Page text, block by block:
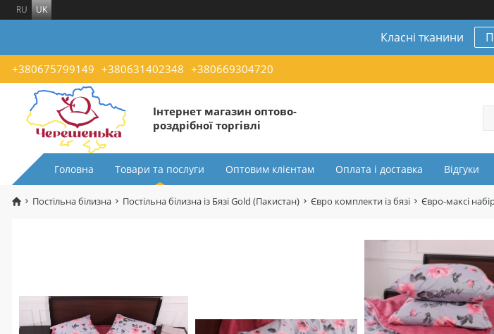
RU UK
Класні тканини
+380675799149 +380631402348 +380669304720
Інтернет магазин оптово-
роздрібної торгівлі
Головна Товари та послуги Оптовим клієнтам Оплата і доставка Відгуки
Постільна білизна Постільна білизна із Бязі Gold (Пакистан) Євро комплекти із бязі Євро-максі